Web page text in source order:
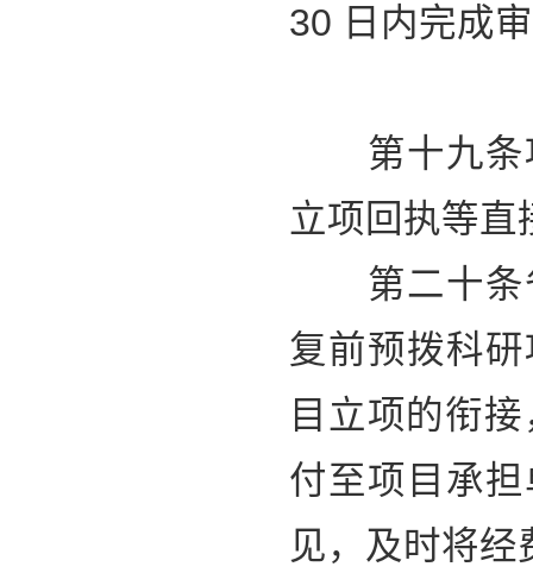
30 日内完成
第十九条项
立项回执等
第二十条省
复前预拨科
目立项的衔
付至项目承
见，及时将